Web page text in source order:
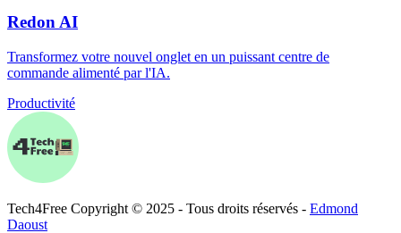
Redon AI
Transformez votre nouvel onglet en un puissant centre de
commande alimenté par l'IA.
Productivité
Tech4Free Copyright © 2025 - Tous droits réservés - Edmond
Daoust